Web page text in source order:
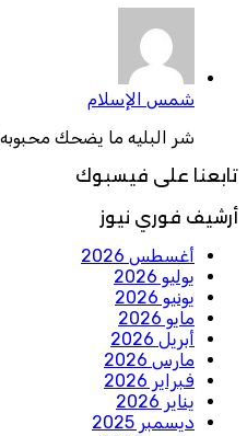
شمس الإسلام
شر البليه ما يضحك
تابعنا على فيسبوك
أرشيف فوري نيوز
أغسطس 2026
يوليو 2026
يونيو 2026
مايو 2026
أبريل 2026
مارس 2026
فبراير 2026
يناير 2026
ديسمبر 2025